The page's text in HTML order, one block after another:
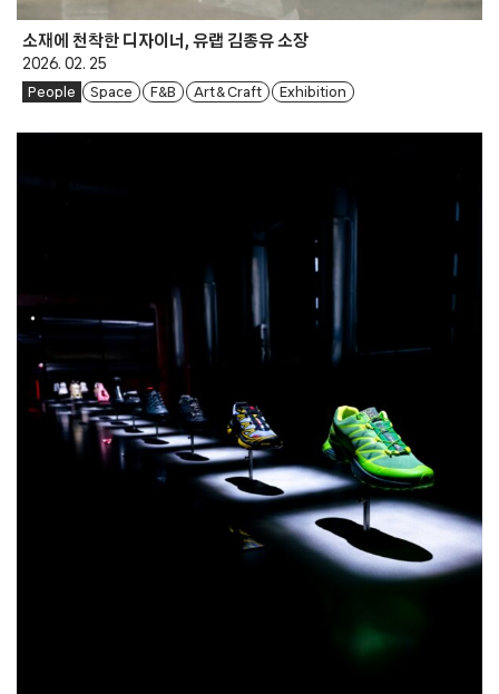
소재에 천착한 디자이너, 유랩 김종유 소장
2026. 02. 25
People Space F&B Art & Craft Exhibition